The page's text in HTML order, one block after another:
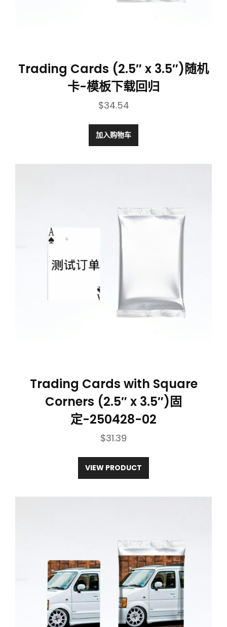
Trading Cards (2.5″ x 3.5″)随机
卡-模板下载回归
$34.54
加入购物车
Trading Cards with Square
Corners (2.5″ x 3.5″)固
定-250428-02
$31.39
VIEW PRODUCT